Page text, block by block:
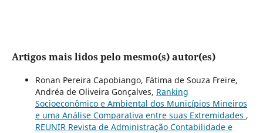
Artigos mais lidos pelo mesmo(s) autor(es)
Ronan Pereira Capobiango, Fátima de Souza Freire,
Andréa de Oliveira Gonçalves, Ranking
Socioeconômico e Ambiental dos Municípios Mineiros
e uma Análise Comparativa entre suas Extremidades ,
REUNIR Revista de Administração Contabilidade e